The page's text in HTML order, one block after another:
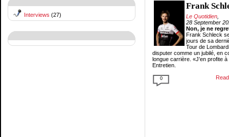
Interviews (27)
Frank
Le Quotidien
28 September
Non, je ne
Frank Schleck
jours de sa
Tour de
disputer comme un jubilé, en
longue carrière. «J’en profite à
Entretien.
0